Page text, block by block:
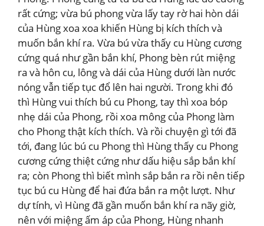
rất cứng; vừa bú phong vừa lấy tay rờ hai hòn dái
của Hùng xoa xoa khiến Hùng bị kích thích và
muốn bắn khí ra. Vừa bú vừa thấy cu Hùng cương
cứng quá như gần bắn khí, Phong bèn rút miệng
ra và hôn cu, lông và dái của Hùng dưới làn nước
nóng vẫn tiếp tục đổ lên hai người. Trong khi đó
thì Hùng vui thích bú cu Phong, tay thì xoa bóp
nhẹ dái của Phong, rồi xoa mông của Phong làm
cho Phong thật kích thích. Và rồi chuyện gì tới đã
tới, đang lúc bú cu Phong thì Hùng thấy cu Phong
cương cứng thiệt cứng như dấu hiệu sắp bắn khí
ra; còn Phong thì biết mình sắp bắn ra rồi nên tiếp
tục bú cu Hùng để hai đứa bắn ra một lượt. Như
dự tính, vì Hùng đã gần muốn bắn khí ra nãy giờ,
nên với miệng ấm áp của Phong, Hùng nhanh